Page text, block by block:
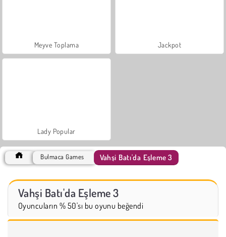
Meyve Toplama Jackpot
Lady Popular
Bulmaca Games Vahşi Batı'da Eşleme 3
Vahşi Batı'da Eşleme 3
Oyuncuların % 50'sı bu oyunu beğendi